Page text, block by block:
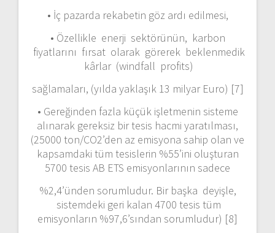
• İç pazarda rekabetin göz ardı edilmesi,
• Özellikle enerji sektörünün, karbon
fiyatlarını fırsat olarak görerek beklenmedik
kârlar (windfall profits)
sağlamaları, (yılda yaklaşık 13 milyar Euro) [7]
• Gereğinden fazla küçük işletmenin sisteme
alınarak gereksiz bir tesis hacmi yaratılması,
(25000 ton/CO2’den az emisyona sahip olan ve
kapsamdaki tüm tesislerin %55’ini oluşturan
5700 tesis AB ETS emisyonlarının sadece
%2,4’ünden sorumludur. Bir başka deyişle,
sistemdeki geri kalan 4700 tesis tüm
emisyonların %97,6’sından sorumludur) [8]